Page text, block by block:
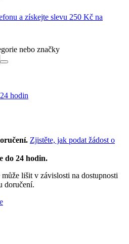
a získejte slevu 250 Kč na
nebo značky
hodin
Zjistěte, jak podat žádost o
do 24 hodin.
lišit v závislosti na dostupnosti
doručení.